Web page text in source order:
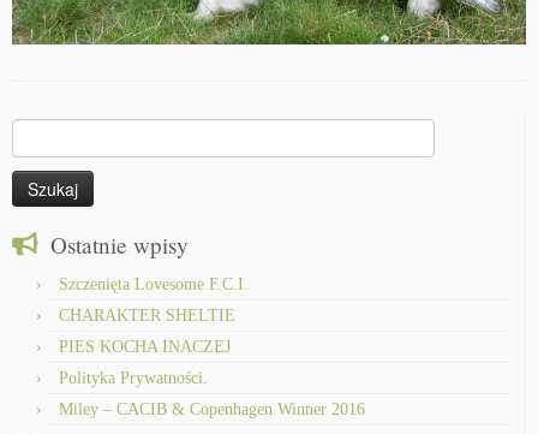
Ostatnie wpisy
Szczenięta Lovesome F.C.I.
CHARAKTER SHELTIE
PIES KOCHA INACZEJ
Polityka Prywatności.
Miley – CACIB & Copenhagen Winner 2016